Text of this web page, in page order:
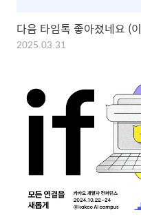
다음 타임톡 좋아졌네요 (
2025.03.31